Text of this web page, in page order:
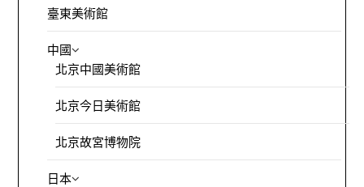
臺東美術館
中國
北京中國美術館
北京今日美術館
北京故宮博物院
日本